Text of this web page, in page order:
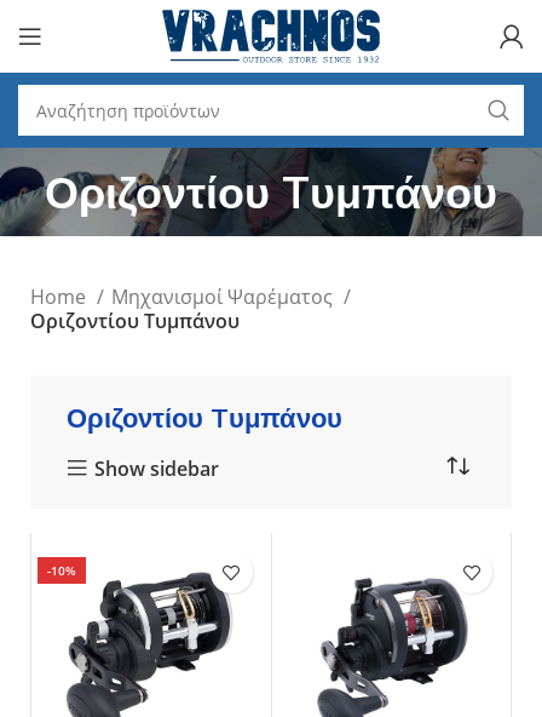
Οριζοντίου Tυμπάνου
Home
Μηχανισμοί Ψαρέματος
Οριζοντίου Tυμπάνου
Οριζοντίου Tυμπάνου
Show sidebar
-10%